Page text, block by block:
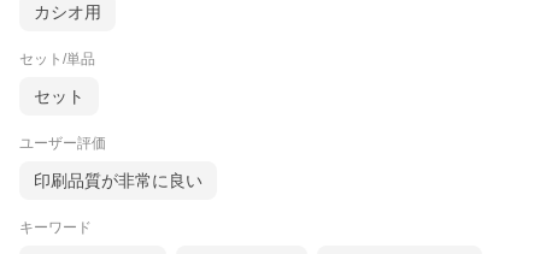
カシオ用
セット/単品
セット
ユーザー評価
印刷品質が非常に良い
キーワード